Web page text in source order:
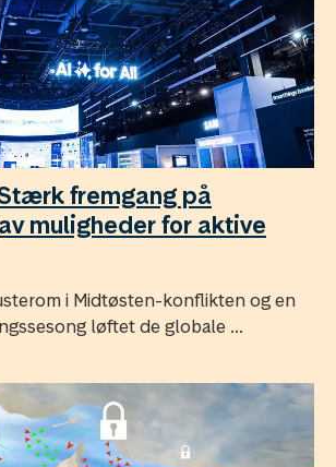
fremgang på
muligheder for aktive
i Midtøsten-konflikten og en
løftet de globale ...